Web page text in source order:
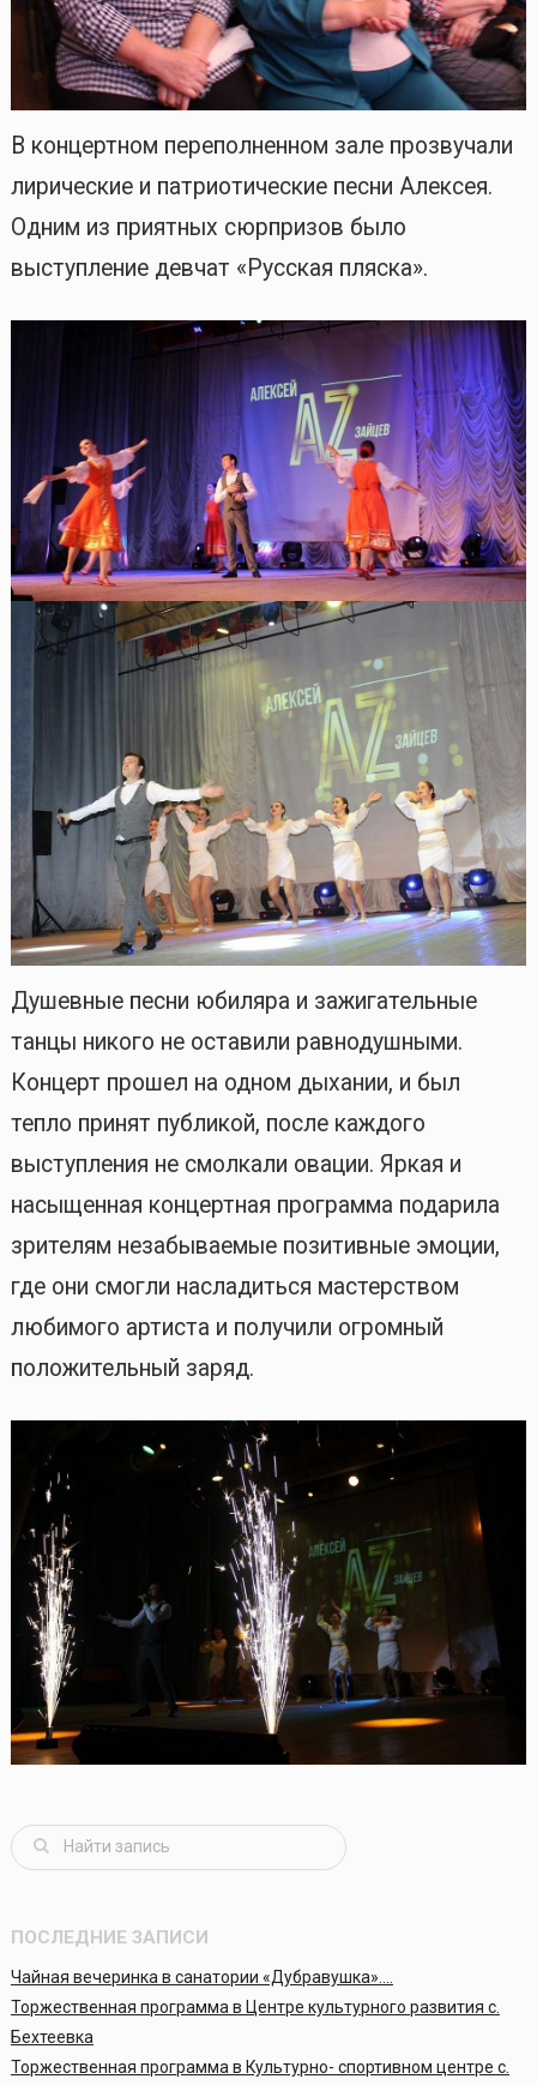
В концертном переполненном зале прозвучали
лирические и патриотические песни Алексея.
Одним из приятных сюрпризов было
выступление девчат «Русская пляска».
Душевные песни юбиляра и зажигательные
танцы никого не оставили равнодушными.
Концерт прошел на одном дыхании, и был
тепло принят публикой, после каждого
выступления не смолкали овации. Яркая и
насыщенная концертная программа подарила
зрителям незабываемые позитивные эмоции,
где они смогли насладиться мастерством
любимого артиста и получили огромный
положительный заряд.
ПОСЛЕДНИЕ ЗАПИСИ
Чайная вечеринка в санатории «Дубравушка»….
Торжественная программа в Центре культурного развития с.
Бехтеевка
Торжественная программа в Культурно- спортивном центре с.